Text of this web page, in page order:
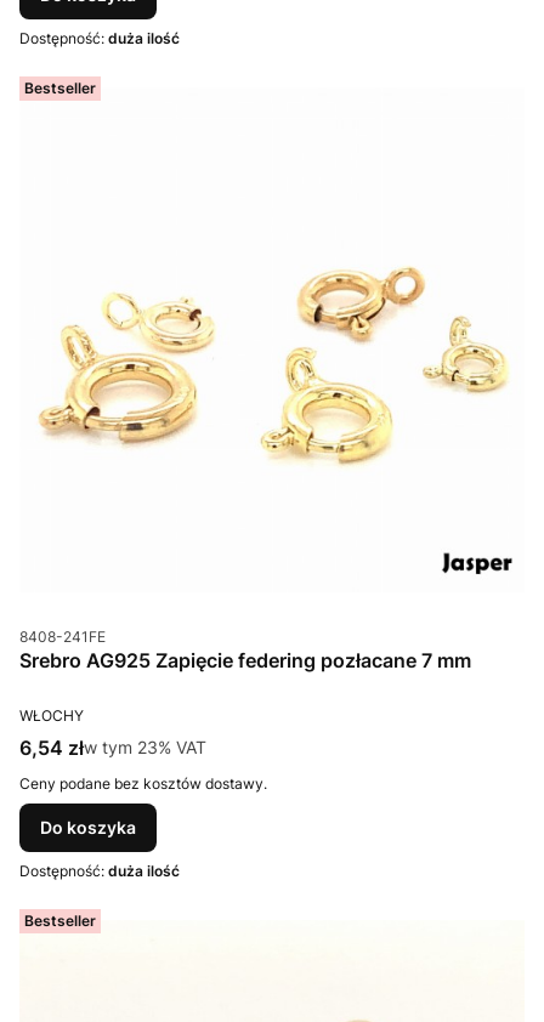
Dostępność: duża ilość
Bestseller
Kod produktu
8408-241FE
Srebro AG925 Zapięcie federing pozłacane 7 mm
PRODUCENT
WŁOCHY
Cena brutto
6,54 złw tym %s VAT
w tym 23% VAT
Ceny podane bez kosztów dostawy.
Do koszyka
Dostępność: duża ilość
Bestseller